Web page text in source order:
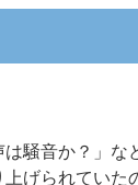
騒音か？」な
げられていた